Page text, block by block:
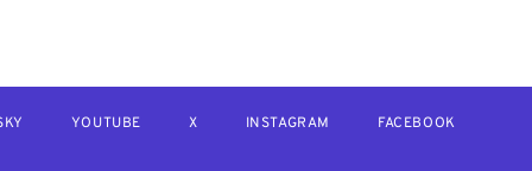
YOUTUBE X INSTAGRAM FACEBOOK